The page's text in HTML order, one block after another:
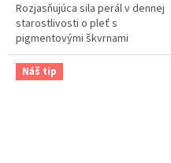
Rozjasňujúca sila perál v dennej
starostlivosti o pleť s
pigmentovými škvrnami
Náš tip